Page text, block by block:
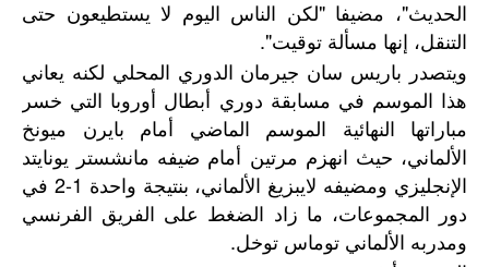
الحديث"، مضيفا "لكن الناس اليوم لا يستطيعون حتى
التنقل، إنها مسألة توقيت".
ويتصدر باريس سان جيرمان الدوري المحلي لكنه يعاني
هذا الموسم في مسابقة دوري أبطال أوروبا التي خسر
مباراتها النهائية الموسم الماضي أمام بايرن ميونخ
الألماني، حيث انهزم مرتين أمام ضيفه مانشستر يونايتد
الإنجليزي ومضيفه لايبزيغ الألماني، بنتيجة واحدة 1-2 في
دور المجموعات، ما زاد الضغط على الفريق الفرنسي
ومدربه الألماني توماس توخل.